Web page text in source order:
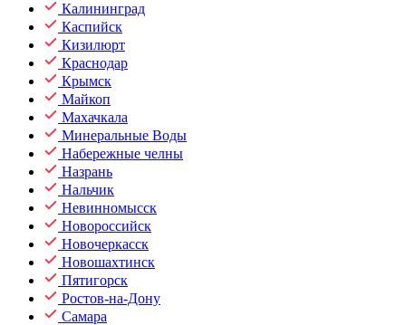
Калининград
Каспийск
Кизилюрт
Краснодар
Крымск
Майкоп
Махачкала
Минеральные Воды
Набережные челны
Назрань
Нальчик
Невинномысск
Новороссийск
Новочеркасск
Новошахтинск
Пятигорск
Ростов-на-Дону
Самара